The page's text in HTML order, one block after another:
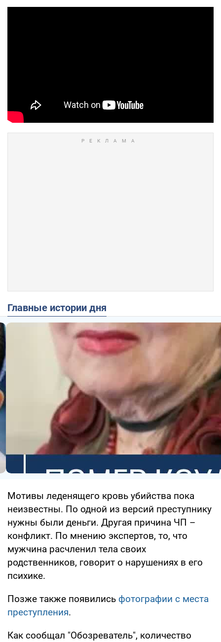
Главные истории дня
Мотивы леденящего кровь убийства пока
неизвестны. По одной из версий преступнику
нужны были деньги. Другая причина ЧП –
конфликт. По мнению экспертов, то, что
мужчина расчленил тела своих
родственников, говорит о нарушениях в его
психике.
Позже также появились фотографии с места
преступления.
Как сообщал "Обозреватель", количество